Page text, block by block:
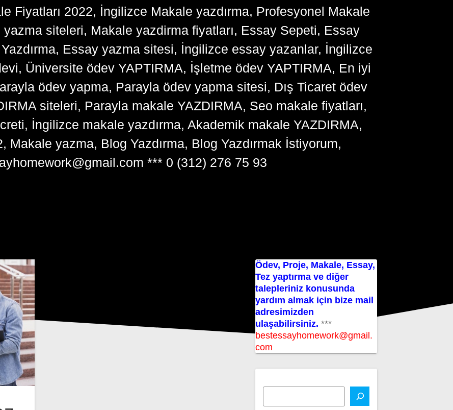
Fiyatları 2022, İngilizce Makale yazdırma, Profesyonel Makale
yazma siteleri, Makale yazdirma fiyatları, Essay Sepeti, Essay
Essay yazma sitesi, İngilizce essay yazanlar, İngilizce
Üniversite ödev YAPTIRMA, İşletme ödev YAPTIRMA, En iyi
ödev yapma, Parayla ödev yapma sitesi, Dış Ticaret ödev
siteleri, Parayla makale YAZDIRMA, Seo makale fiyatları,
İngilizce makale yazdırma, Akademik makale YAZDIRMA,
Makale yazma, Blog Yazdırma, Blog Yazdırmak İstiyorum,
*** 0 (312) 276 75 93
Ödev, Proje, Makale, Essay,
Tez yaptırma ve diğer
talepleriniz konusunda
yardım almak için bize mail
adresimizden
ulaşabilirsiniz. ***
bestessayhomework@gmail.
com